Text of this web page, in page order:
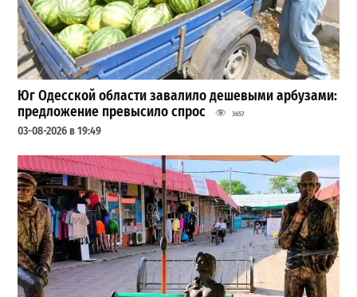
Юг Одесской области завалило дешевыми арбузами:
предложение превысило спрос
3657
03-08-2026 в 19:49